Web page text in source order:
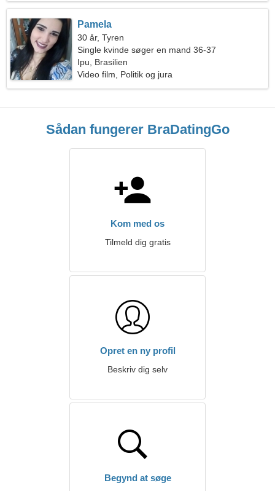
Pamela
30 år, Tyren
Single kvinde søger en mand 36-37
Ipu, Brasilien
Video film, Politik og jura
Sådan fungerer BraDatingGo
Kom med os
Tilmeld dig gratis
Opret en ny profil
Beskriv dig selv
Begynd at søge